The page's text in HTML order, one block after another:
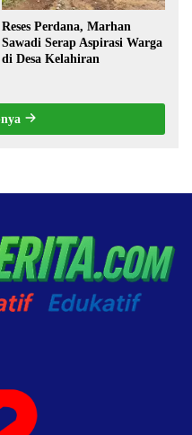
Reses Perdana, Marhan
Sawadi Serap Aspirasi Warga
di Desa Kelahiran